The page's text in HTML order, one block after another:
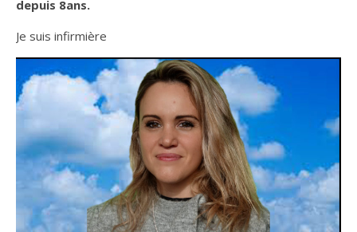
depuis 8ans.
Je suis infirmière